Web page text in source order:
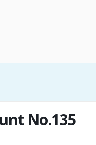
No.135